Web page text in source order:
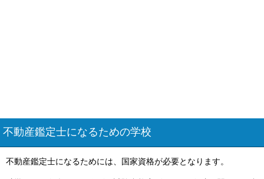
不動産鑑定士になるための学校
不動産鑑定士になるためには、国家資格が必要となります。